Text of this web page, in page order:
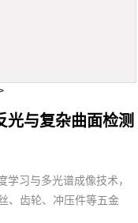
光与复杂曲面检测
习与多光谱成像技术，
、齿轮、冲压件等五金